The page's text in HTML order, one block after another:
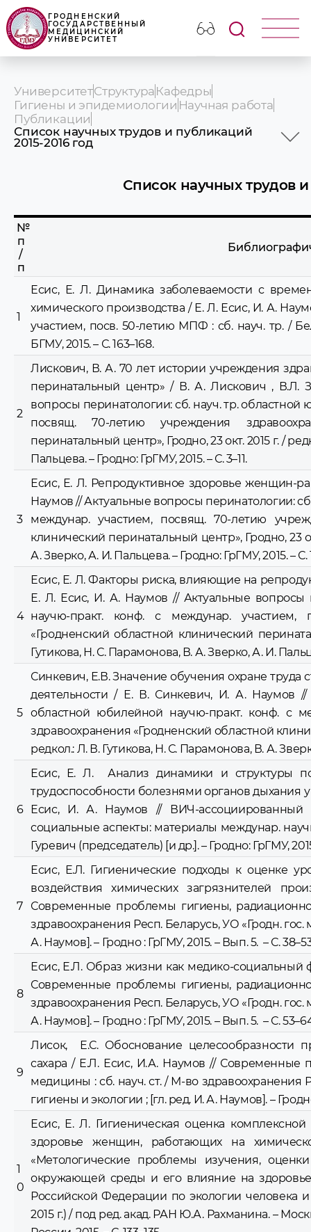
ГРОДНЕНСКИЙ
ГОСУДАРСТВЕННЫЙ
МЕДИЦИНСКИЙ
УНИВЕРСИТЕТ
УниверситетСтруктура Кафедры
Гигиены и эпидемиологии Научная работа
Публикации
Список научных трудов и публикаций
2015-2016 год
Список научных трудов и публикаций
Список научных трудов и публикаций
2017-2018 год
Список научных трудов и публикаций
Список научных трудов
№
п
/
п
1
Есис, Е. Л. Динамика заболеваемости с
химического производства / Е. Л. Есис, И. А.
участием, посв. 50-летию МПФ : сб. науч. тр. /
БГМУ, 2015. – С. 163–168.
2
Лискович, В. А. 70 лет истории учреждения
перинатальный центр» / В. А. Лискович , В.Л.
вопросы перинатологии: сб. науч. тр.
посвящ. 70-летию учреждения
перинатальный центр», Гродно, 23 окт. 2015 г. /
Пальцева. – Гродно: ГрГМУ, 2015. – С. 3–11.
3
Есис, Е. Л. Репродуктивное здоровье женщин-
Наумов // Актуальные вопросы перинатологии:
междунар. участием, посвящ. 70-летию
клинический перинатальный центр», Гродно, 23
А. Зверко, А. И. Пальцева. – Гродно: ГрГМУ, 2015. – С.
4
Есис, Е. Л. Факторы риска, влияющие на
Е. Л. Есис, И. А. Наумов // Актуальные вопросы
научю-практ. конф. с междунар. участием,
«Гродненский областной клинический
Гутикова, Н. С. Парамонова, В. А. Зверко, А. И.
5
Синкевич, Е.В. Значение обучения охране
деятельности / Е. В. Синкевич, И. А. Наумов //
областной юбилейной научю-практ. конф. с
здравоохранения «Гродненский областной
редкол.: Л. В. Гутикова, Н. С. Парамонова, В. А.
6
Есис, Е. Л. Анализ динамики и структуры
трудоспособности болезнями органов дыхания
Есис, И. А. Наумов // ВИЧ-ассоциированный
социальные аспекты: материалы междунар.
Гуревич (председатель) [и др.]. – Гродно: ГрГМУ,
7
Есис, Е.Л. Гигиенические подходы к оценке
воздействия химических загрязнителей
Современные проблемы гигиены,
здравоохранения Респ. Беларусь, УО «Гродн.
А. Наумов]. – Гродно : ГрГМУ, 2015. – Вып. 5. – С.
8
Есис, Е.Л. Образ жизни как медико-социальный
Современные проблемы гигиены,
здравоохранения Респ. Беларусь, УО «Гродн.
А. Наумов]. – Гродно : ГрГМУ, 2015. – Вып. 5. – С.
9
Лисок, Е.С. Обоснование целесообразности
сахара / Е.Л. Есис, И.А. Наумов // Современные
медицины : сб. науч. ст. / М-во здравоохранения
гигиены и экологии ; [гл. ред. И. А. Наумов]. –
1
0
Есис, Е. Л. Гигиеническая оценка
здоровье женщин, работающих на
«Метологические проблемы изучения,
окружающей среды и его влияние на
Российской Федерации по экологии человека
2015 г.) / под ред. акад. РАН Ю.А. Рахманина. –